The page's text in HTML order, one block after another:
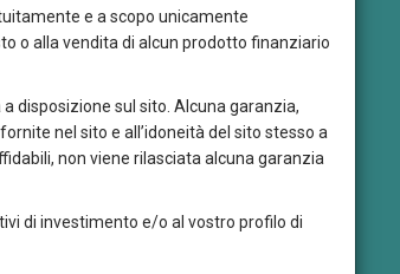
e a scopo unicamente
o alla vendita di alcun prodotto finanziario
disposizione sul sito. Alcuna garanzia,
nel sito e all’idoneità del sito stesso a
non viene rilasciata alcuna garanzia
di investimento e/o al vostro profilo di